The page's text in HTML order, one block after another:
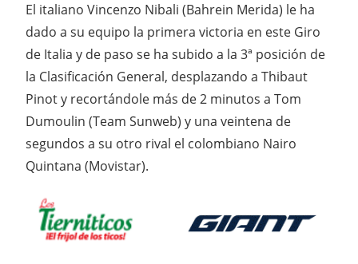
El italiano Vincenzo Nibali (Bahrein Merida) le ha
dado a su equipo la primera victoria en este Giro
de Italia y de paso se ha subido a la 3ª posición de
la Clasificación General, desplazando a Thibaut
Pinot y recortándole más de 2 minutos a Tom
Dumoulin (Team Sunweb) y una veintena de
segundos a su otro rival el colombiano Nairo
Quintana (Movistar).